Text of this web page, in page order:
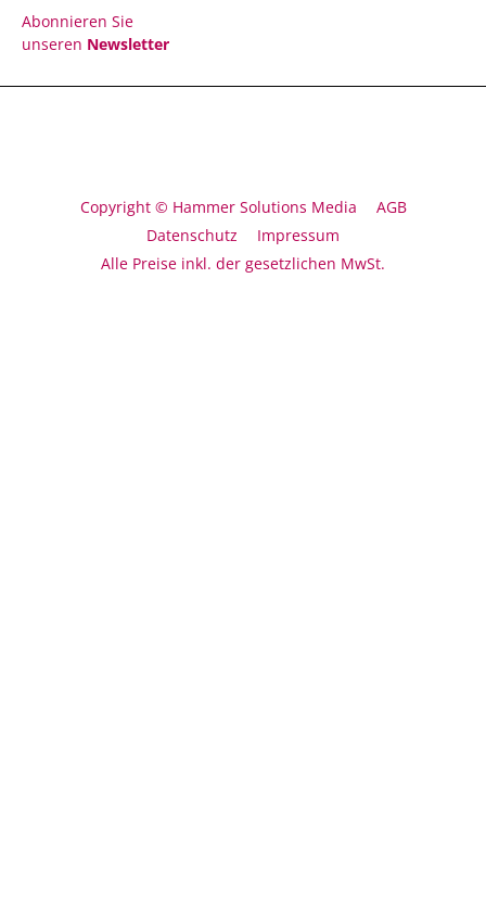
Abonnieren Sie
unseren Newsletter
Copyright © Hammer Solutions Media
AGB
Datenschutz
Impressum
Alle Preise inkl. der gesetzlichen MwSt.